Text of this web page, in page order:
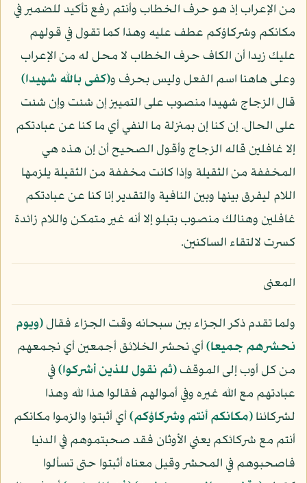
من الإعراب إذ هو حرف الخطاب وأنتم رفع تأكيد للضمير في
مكانكم وشركاؤكم عطف عليه وهذا كما تقول في قولهم
عليك زيدا أن الكاف حرف الخطاب لا محل له من الإعراب
وعلى هاهنا اسم الفعل وليس بحرف و﴿كفى بالله شهيدا﴾
قال الزجاج شهيدا منصوب على التمييز إن شئت وإن شئت
على الحال. إن كنا إن بمنزلة ما النفي أي ما كنا عن عبادتكم
إلا غافلين قاله الزجاج وأقول الصحيح أن إن هذه هي
المخففة من الثقيلة وإذا كانت مخففة من الثقيلة يلزمها
اللام ليفرق بينها وبين النافية والتقدير إنا كنا عن عبادتكم
غافلين وهنالك منصوب بتبلو إلا أنه غير متمكن واللام زائدة
كسرت لالتقاء الساكنين.
المعنى
ولما تقدم ذكر الجزاء بين سبحانه وقت الجزاء فقال﴿ويوم
نحشرهم جميعا﴾أي نحشر الخلائق أجمعين أي نجمعهم
من كل أوب إلى الموقف﴿ثم نقول للذين أشركوا﴾في
عبادتهم مع الله غيره وفي أموالهم فقالوا هذا لله وهذا
لشركائنا﴿مكانكم أنتم وشركاؤكم﴾أي أثبتوا والزموا مكانكم
أنتم مع شركائكم يعني الأوثان فقد صحبتموهم في الدنيا
فاصحبوهم في المحشر وقيل معناه أثبتوا حتى تسألوا